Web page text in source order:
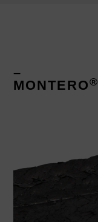
–
MONTERO®